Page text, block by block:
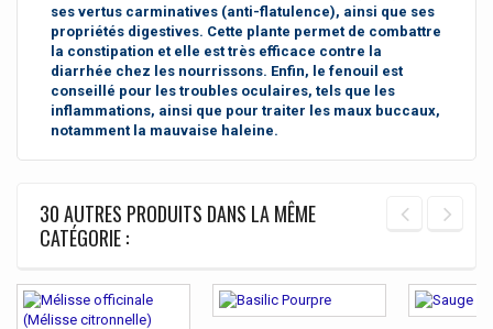
ses vertus carminatives (anti-flatulence), ainsi que ses
propriétés digestives. Cette plante permet de combattre
la constipation et elle est très efficace contre la
diarrhée chez les nourrissons. Enfin, le fenouil est
conseillé pour les troubles oculaires, tels que les
inflammations, ainsi que pour traiter les maux buccaux,
notamment la mauvaise haleine.
30 AUTRES PRODUITS DANS LA MÊME
CATÉGORIE :